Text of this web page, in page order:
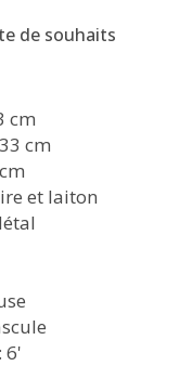
de souhaits
cm
cm
et laiton
6'